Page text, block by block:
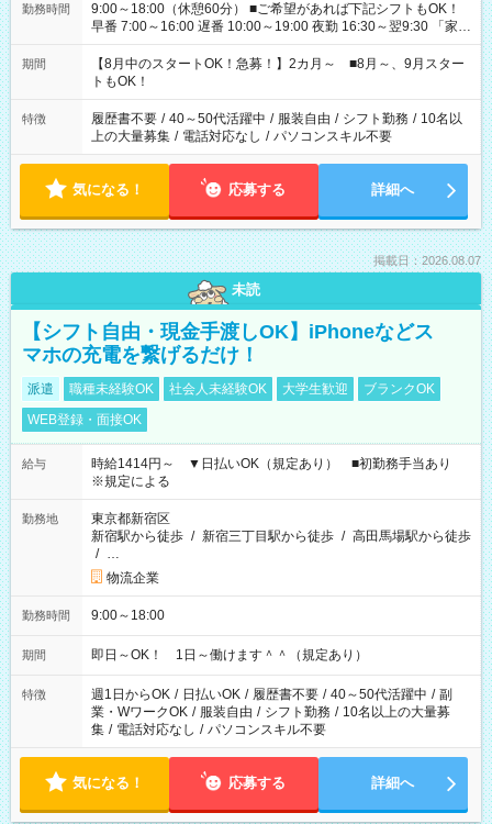
勤務時間
9:00～18:00（休憩60分） ■ご希望があれば下記シフトもOK！
早番 7:00～16:00 遅番 10:00～19:00 夜勤 16:30～翌9:30 「家族
と休みを合わせたい」 「余裕を持って夕飯の準備がしたい」
「できれば残業はしたくない」 など、ご希望を教えてください
ね。 ※Wワーク希望の方へ 今ご覧のお仕事で希望する勤務時間
と、もう1つのお仕事の勤務時間。 合計で週40時間を超える場
合は応募できません。
期間
【8月中のスタートOK！急募！】2カ月～ ■8月～、9月スター
トもOK！
特徴 履歴書不要 / 40～50代活躍中 / 服装自由 / シフト勤務 / 10名以
上の大量募集 / 電話対応なし / パソコンスキル不要
気になる！ 応募する 詳細へ
掲載日：2026.08.07
未読
【シフト自由・現金手渡しOK】iPhoneなどス
マホの充電を繋げるだけ！
派遣 職種未経験OK 社会人未経験OK 大学生歓迎
ブランクOK
WEB登録・面接OK
給与
時給1414円～ ▼日払いOK（規定あり） ■初勤務手当あり
※規定による
勤務地
東京都新宿区
新宿駅から徒歩 / 新宿三丁目駅から徒歩 / 高田馬場駅から徒歩
/ …
物流企業
勤務時間 9:00～18:00
期間 即日～OK！ 1日～働けます＾＾（規定あり）
特徴 週1日からOK / 日払いOK / 履歴書不要 / 40～50代活躍中 / 副
業・WワークOK / 服装自由 / シフト勤務 / 10名以上の大量募
集 / 電話対応なし / パソコンスキル不要
気になる！ 応募する 詳細へ